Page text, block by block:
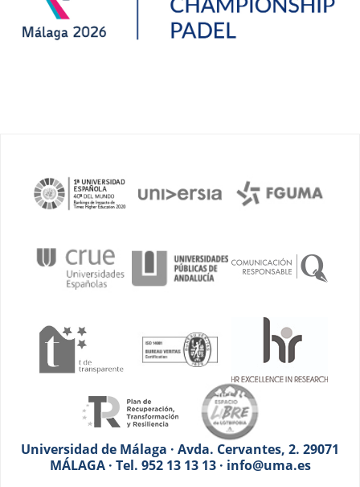
Universidad de Málaga · Avda. Cervantes, 2. 29071
MÁLAGA · Tel. 952 13 13 13 · info@uma.es